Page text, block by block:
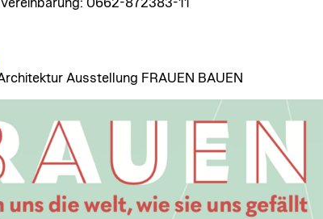
0662-872383-11
Ausstellung FRAUEN BAUEN